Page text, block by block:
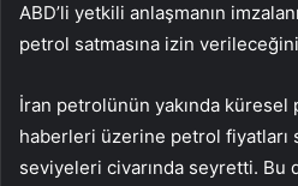
ABD’li yetkili anlaşmanın
petrol satmasına izin
İran petrolünün yakında
haberleri üzerine petrol fiyatları
seviyeleri civarında seyretti. Bu